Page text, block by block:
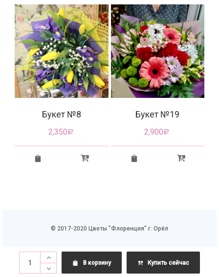
В корзину Купить сейчас
Букет №8
2,350Р
Букет №19
2,900Р
© 2017-2020 Цветы "Флоренция" г. Орёл